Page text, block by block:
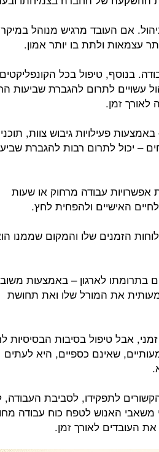
אם העובד מרגיש מנוהל
עצמאות ולתת בו יותר אמון.
בנוסף, טיפול בכל
עשויים לתרום להגברת שביעות
לאורך זמן.
פעילויות גיבוש צוות,
– יכול לתרום רבות להגברת
אפשרויות עבודה מרחוק או שעות
האישיים ולהפחית לחץ.
הזמנים שלו והמקום שממנו
בתרומתו לארגון – באמצעות
את המורל שלו ואת תחושת
אבל טיפול בסיבות הבסיסיות
שאינם כספיים, היא לעתים
לתפקידו, לסביבת העבודה,
משאבי האנוש לטפח כוח עבודה
העובדים לאורך זמן.